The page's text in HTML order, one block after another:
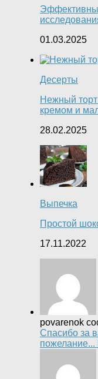
01.03.2025
Десерты
Нежный
кремом и
28.02.2025
Выпечка
Простой
17.11.2022
povarenok
Спасибо за